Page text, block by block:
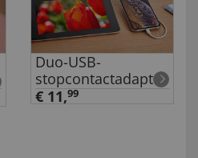
Duo-USB-
stopcontactadapter
€ 11,99